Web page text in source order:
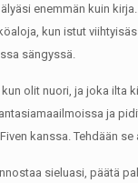
enemmän kuin kirja.
kun istut
sängyssä.
olit nuori, ja joka ilta
ja
kanssa. Tehdään se
sieluasi, päätä